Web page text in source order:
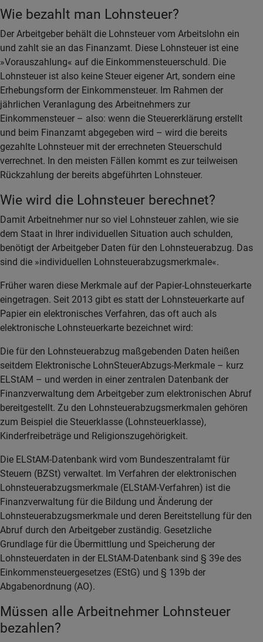
Wie bezahlt man Lohnsteuer?
Der Arbeitgeber behält die Lohnsteuer vom Arbeitslohn ein
und zahlt sie an das Finanzamt. Diese Lohnsteuer ist eine
»Vorauszahlung« auf die Einkommensteuerschuld. Die
Lohnsteuer ist also keine Steuer eigener Art, sondern eine
Erhebungsform der Einkommensteuer. Im Rahmen der
jährlichen Veranlagung des Arbeitnehmers zur
Einkommensteuer – also: wenn die Steuererklärung erstellt
und beim Finanzamt abgegeben wird – wird die bereits
gezahlte Lohnsteuer mit der errechneten Steuerschuld
verrechnet. In den meisten Fällen kommt es zur teilweisen
Rückzahlung der bereits abgeführten Lohnsteuer.
Wie wird die Lohnsteuer berechnet?
Damit Arbeitnehmer nur so viel Lohnsteuer zahlen, wie sie
dem Staat in Ihrer individuellen Situation auch schulden,
benötigt der Arbeitgeber Daten für den Lohnsteuerabzug. Das
sind die »individuellen Lohnsteuerabzugsmerkmale«.
Früher waren diese Merkmale auf der Papier-Lohnsteuerkarte
eingetragen. Seit 2013 gibt es statt der Lohnsteuerkarte auf
Papier ein elektronisches Verfahren, das oft auch als
elektronische Lohnsteuerkarte bezeichnet wird:
Die für den Lohnsteuerabzug maßgebenden Daten heißen
seitdem Elektronische LohnSteuerAbzugs-Merkmale – kurz
ELStAM – und werden in einer zentralen Datenbank der
Finanzverwaltung dem Arbeitgeber zum elektronischen Abruf
bereitgestellt. Zu den Lohnsteuerabzugsmerkmalen gehören
zum Beispiel die Steuerklasse (Lohnsteuerklasse),
Kinderfreibeträge und Religionszugehörigkeit.
Die ELStAM-Datenbank wird vom Bundeszentralamt für
Steuern (BZSt) verwaltet. Im Verfahren der elektronischen
Lohnsteuerabzugsmerkmale (ELStAM-Verfahren) ist die
Finanzverwaltung für die Bildung und Änderung der
Lohnsteuerabzugsmerkmale und deren Bereitstellung für den
Abruf durch den Arbeitgeber zuständig. Gesetzliche
Grundlage für die Übermittlung und Speicherung der
Lohnsteuerdaten in der ELStAM-Datenbank sind § 39e des
Einkommensteuergesetzes (EStG) und § 139b der
Abgabenordnung (AO).
Müssen alle Arbeitnehmer Lohnsteuer
bezahlen?